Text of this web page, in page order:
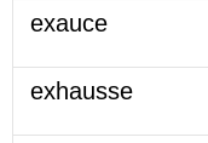
exauce
exhausse